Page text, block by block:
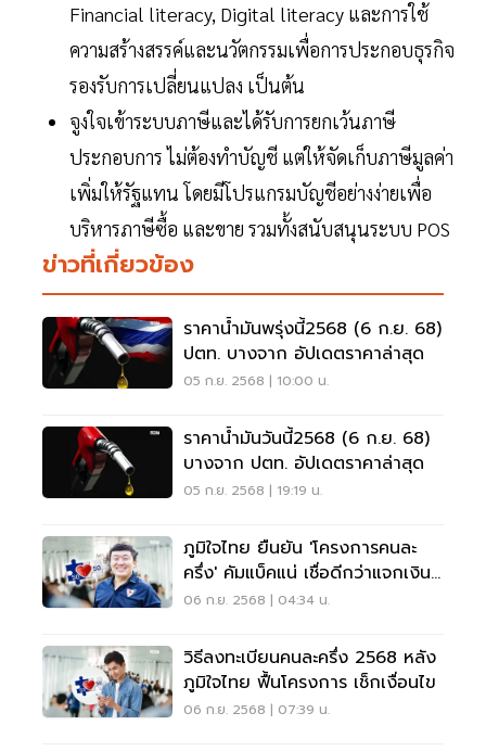
Financial literacy, Digital literacy และการใช้
ความสร้างสรรค์และนวัตกรรมเพื่อการประกอบธุรกิจ
รองรับการเปลี่ยนแปลง เป็นต้น
จูงใจเข้าระบบภาษีและได้รับการยกเว้นภาษี
ประกอบการ ไม่ต้องทำบัญชี แต่ให้จัดเก็บภาษีมูลค่า
เพิ่มให้รัฐแทน โดยมีโปรแกรมบัญชีอย่างง่ายเพื่อ
บริหารภาษีซื้อ และขาย รวมทั้งสนับสนุนระบบ POS
ข่าวที่เกี่ยวข้อง
ราคาน้ำมันพรุ่งนี้2568 (6 ก.ย. 68)
ปตท. บางจาก อัปเดตราคาล่าสุด
05 ก.ย. 2568 | 10:00 น.
ราคาน้ำมันวันนี้2568 (6 ก.ย. 68)
บางจาก ปตท. อัปเดตราคาล่าสุด
05 ก.ย. 2568 | 19:19 น.
ภูมิใจไทย ยืนยัน 'โครงการคนละ
ครึ่ง' คัมแบ็คแน่ เชื่อดีกว่าแจกเงิน
ดิจิทัล
06 ก.ย. 2568 | 04:34 น.
วิธีลงทะเบียนคนละครึ่ง 2568 หลัง
ภูมิใจไทย ฟื้นโครงการ เช็กเงื่อนไข
06 ก.ย. 2568 | 07:39 น.